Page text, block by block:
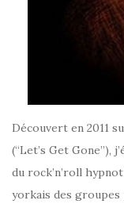
Découvert en 2011
(“Let’s Get Gone”),
du rock’n’roll
yorkais des groupes